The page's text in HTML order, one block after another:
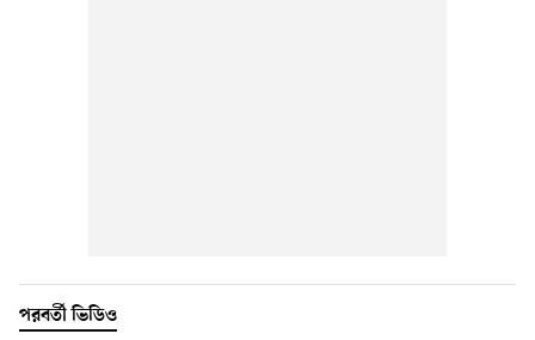
পরবর্তী ভিডিও